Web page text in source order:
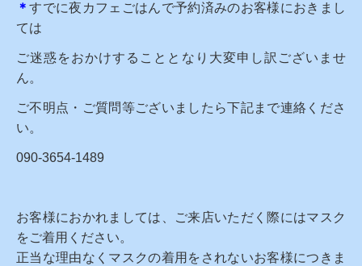
＊すでに夜カフェごはんで予約済みのお客様におきまし
ては
ご迷惑をおかけすることとなり大変申し訳ございませ
ん。
ご不明点・ご質問等ございましたら下記まで連絡くださ
い。
090-3654-1489
お客様におかれましては、ご来店いただく際にはマスク
をご着用ください。
正当な理由なくマスクの着用をされないお客様につきま